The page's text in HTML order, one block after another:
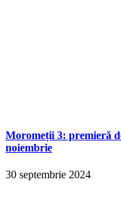
Moromeții 3: premieră
noiembrie
30 septembrie 2024